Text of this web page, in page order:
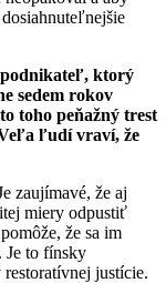
podnikateľ, ktorý
sedem rokov
toho peňažný trest
ľudí vraví, že
zaujímavé, že aj
miery odpustiť
že sa im
Je to fínsky
justície.